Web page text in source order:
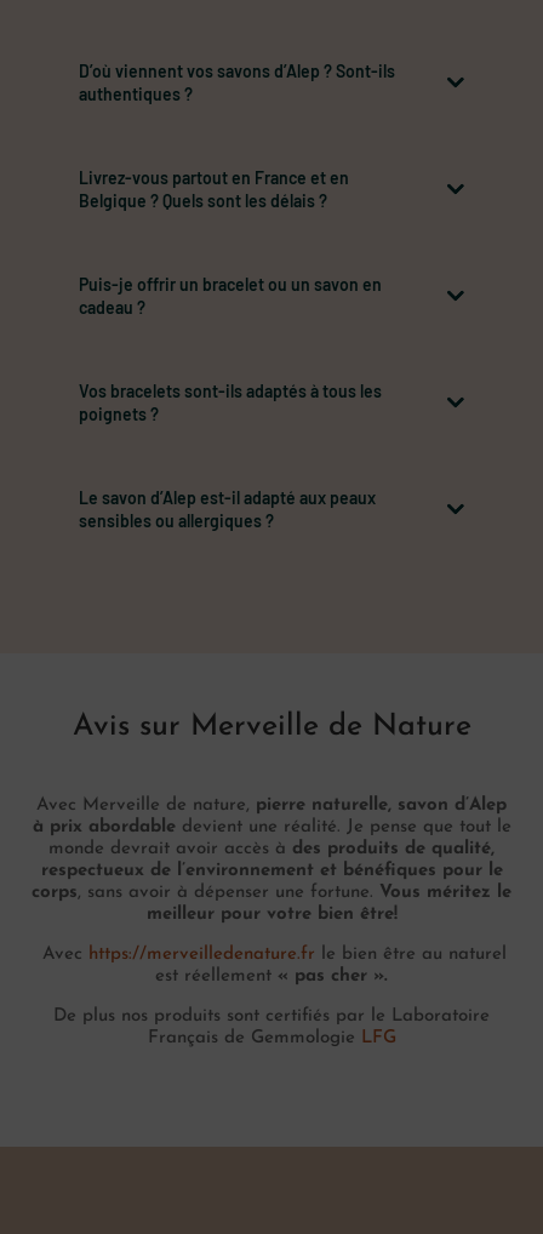
D’où viennent vos savons d’Alep ? Sont-ils
authentiques ?
Livrez-vous partout en France et en
Belgique ? Quels sont les délais ?
Puis-je offrir un bracelet ou un savon en
cadeau ?
Vos bracelets sont-ils adaptés à tous les
poignets ?
Le savon d’Alep est-il adapté aux peaux
sensibles ou allergiques ?
Avis sur Merveille de Nature
Avec Merveille de nature, pierre naturelle, savon d’Alep
à prix abordabledevient une réalité. Je pense que tout le
monde devrait avoir accès à des produits de qualité,
respectueux de l’environnement et bénéfiques pour le
corps, sans avoir à dépenser une fortune. Vous méritez le
meilleur pour votre bien être!
Avec https://merveilledenature.fr le bien être au naturel
est réellement « pas cher ».
De plus nos produits sont certifiés par le Laboratoire
Français de Gemmologie LFG